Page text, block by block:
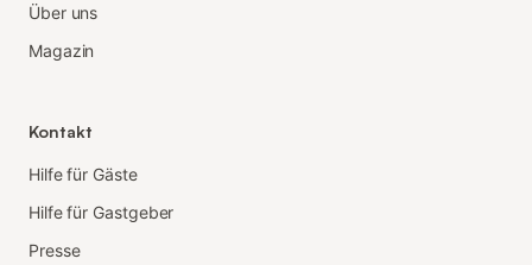
Über uns
Magazin
Kontakt
Hilfe für Gäste
Hilfe für Gastgeber
Presse